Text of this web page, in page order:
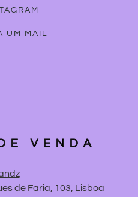
UM MAIL
VENDA
de Faria, 103, Lisboa